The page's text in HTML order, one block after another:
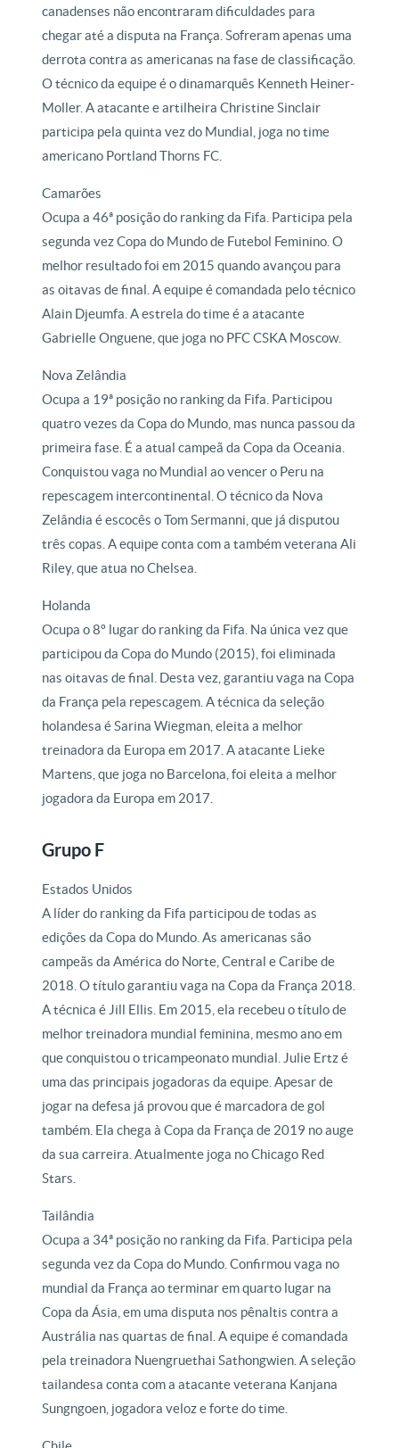
canadenses não encontraram dificuldades para
chegar até a disputa na França. Sofreram apenas uma
derrota contra as americanas na fase de classificação.
O técnico da equipe é o dinamarquês Kenneth Heiner-
Moller. A atacante e artilheira Christine Sinclair
participa pela quinta vez do Mundial, joga no time
americano Portland Thorns FC.
Camarões
Ocupa a 46ª posição do ranking da Fifa. Participa pela
segunda vez Copa do Mundo de Futebol Feminino. O
melhor resultado foi em 2015 quando avançou para
as oitavas de final. A equipe é comandada pelo técnico
Alain Djeumfa. A estrela do time é a atacante
Gabrielle Onguene, que joga no PFC CSKA Moscow.
Nova Zelândia
Ocupa a 19ª posição no ranking da Fifa. Participou
quatro vezes da Copa do Mundo, mas nunca passou da
primeira fase. É a atual campeã da Copa da Oceania.
Conquistou vaga no Mundial ao vencer o Peru na
repescagem intercontinental. O técnico da Nova
Zelândia é escocês o Tom Sermanni, que já disputou
três copas. A equipe conta com a também veterana Ali
Riley, que atua no Chelsea.
Holanda
Ocupa o 8º lugar do ranking da Fifa. Na única vez que
participou da Copa do Mundo (2015), foi eliminada
nas oitavas de final. Desta vez, garantiu vaga na Copa
da França pela repescagem. A técnica da seleção
holandesa é Sarina Wiegman, eleita a melhor
treinadora da Europa em 2017. A atacante Lieke
Martens, que joga no Barcelona, foi eleita a melhor
jogadora da Europa em 2017.
Grupo F
Estados Unidos
A líder do ranking da Fifa participou de todas as
edições da Copa do Mundo. As americanas são
campeãs da América do Norte, Central e Caribe de
2018. O título garantiu vaga na Copa da França 2018.
A técnica é Jill Ellis. Em 2015, ela recebeu o título de
melhor treinadora mundial feminina, mesmo ano em
que conquistou o tricampeonato mundial. Julie Ertz é
uma das principais jogadoras da equipe. Apesar de
jogar na defesa já provou que é marcadora de gol
também. Ela chega à Copa da França de 2019 no auge
da sua carreira. Atualmente joga no Chicago Red
Stars.
Tailândia
Ocupa a 34ª posição no ranking da Fifa. Participa pela
segunda vez da Copa do Mundo. Confirmou vaga no
mundial da França ao terminar em quarto lugar na
Copa da Ásia, em uma disputa nos pênaltis contra a
Austrália nas quartas de final. A equipe é comandada
pela treinadora Nuengruethai Sathongwien. A seleção
tailandesa conta com a atacante veterana Kanjana
Sungngoen, jogadora veloz e forte do time.